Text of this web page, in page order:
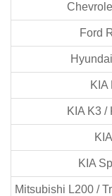
Ford
KIA
KIA K3 /
KIA
Mitsubishi L200 /